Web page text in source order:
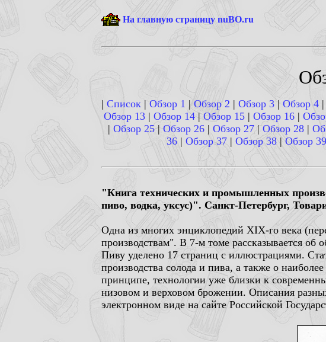
На главную страницу nuBO.ru
| Список | Обзор 1 | Обзор 2 | Обзор 3 | Обзор 4 |
Обзор 13 | Обзор 14 |Обзор 15 | Обзор 16 |
| Обзор 25|Обзор 26 | Обзор 27 |Обзор 28 |
36| Обзор 37| Обзор 38|Обзор 39
"Книга технических и промышленных
пиво, водка, уксус)". Санкт-Петербург,
Одна из многих энциклопедий XIX-го века
производствам". В 7-м томе рассказывается об
Пиву уделено 17 страниц с иллюстрациями.
производства солода и пива, а также о
принципе, технологии уже близки к
низовом и верховом брожении. Описания
электронном виде на сайте Российской